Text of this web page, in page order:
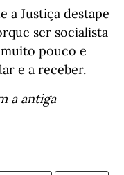
a Justiça destape
ser socialista
pouco e
e a receber.
a antiga